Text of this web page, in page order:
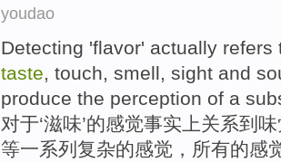
youdao
Detecting 'flavor' actually refers
taste, touch, smell, sight and
produce the perception of a
对于‘滋味’的感觉事实上关系到
等一系列 复杂的感觉， 所有的感